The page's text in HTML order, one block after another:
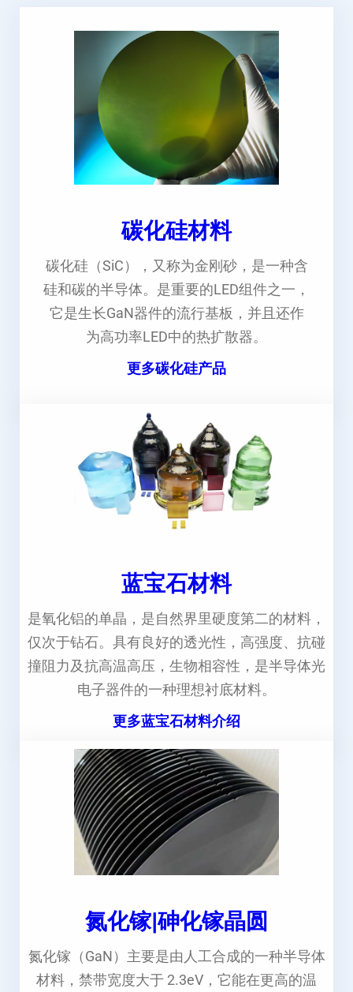
碳化硅材料
碳化硅（SiC），又称为金刚砂，是一种含
硅和碳的半导体。是重要的LED组件之一，
它是生长GaN器件的流行基板，并且还作
为高功率LED中的热扩散器。
更多碳化硅产品
蓝宝石材料
是氧化铝的单晶，是自然界里硬度第二的材料，
仅次于钻石。具有良好的透光性，高强度、抗碰
撞阻力及抗高温高压，生物相容性，是半导体光
电子器件的一种理想衬底材料。
更多蓝宝石材料介绍
氮化镓|砷化镓晶圆
氮化镓（GaN）主要是由人工合成的一种半导体
材料，禁带宽度大于 2.3eV，它能在更高的温